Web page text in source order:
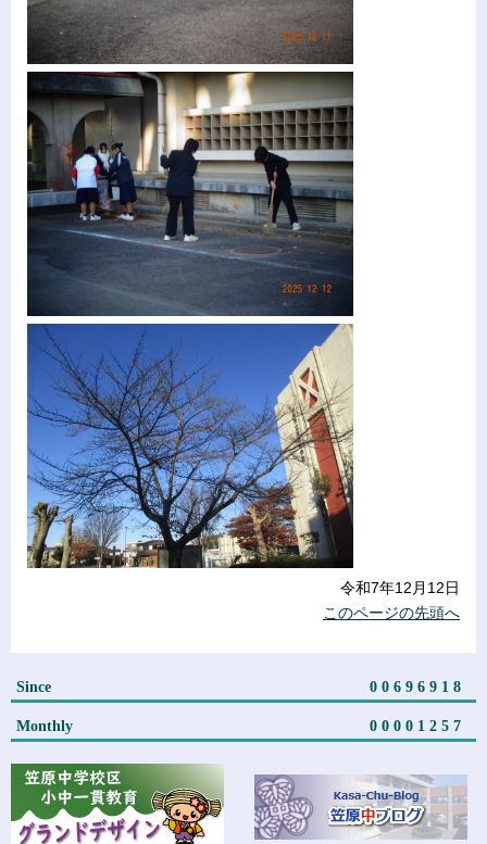
Since 00696918
Monthly 00001257
令和7年12月12日
このページの先頭へ